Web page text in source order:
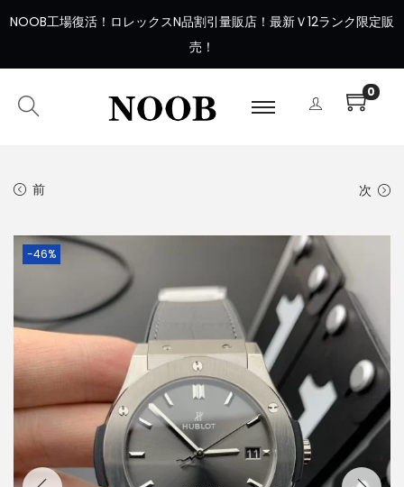
NOOB工場復活 ！ ロレックスN品割引量販店！最新Ｖ12ランク限定販
売！
0
前 次
-46%